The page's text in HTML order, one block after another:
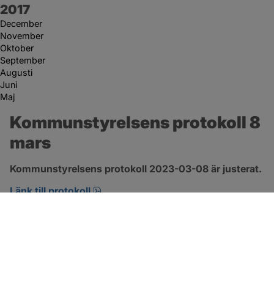
År:
2017
December
November
Oktober
September
Augusti
Juni
Maj
Kommunstyrelsens protokoll 8
mars
Kommunstyrelsens protokoll 2023-03-08 är justerat.
Länk till protokoll
pdf, 1.3 MB, öppnas i nytt fönster.